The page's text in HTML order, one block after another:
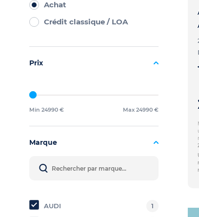
Achat
Crédit classique / LOA
Prix
Min 24990 € Max 24990 €
Marque
AUDI 1